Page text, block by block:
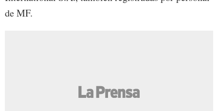
de MF.